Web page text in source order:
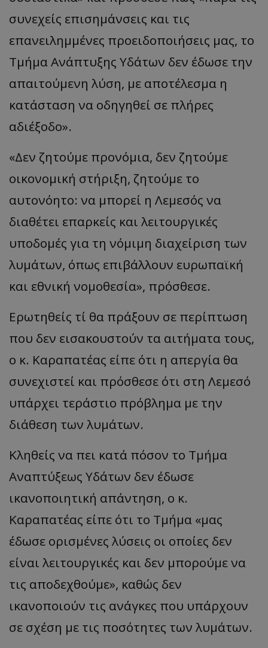
συνεχείς επισημάνσεις και τις
επανειλημμένες προειδοποιήσεις μας, το
Τμήμα Ανάπτυξης Υδάτων δεν έδωσε την
απαιτούμενη λύση, με αποτέλεσμα η
κατάσταση να οδηγηθεί σε πλήρες
αδιέξοδο».
«Δεν ζητούμε προνόμια, δεν ζητούμε
οικονομική στήριξη, ζητούμε το
αυτονόητο: να μπορεί η Λεμεσός να
διαθέτει επαρκείς και λειτουργικές
υποδομές για τη νόμιμη διαχείριση των
λυμάτων, όπως επιβάλλουν ευρωπαϊκή
και εθνική νομοθεσία», πρόσθεσε.
Ερωτηθείς τί θα πράξουν σε περίπτωση
που δεν εισακουστούν τα αιτήματα τους,
ο κ. Καραπατέας είπε ότι η απεργία θα
συνεχιστεί και πρόσθεσε ότι στη Λεμεσό
υπάρχει τεράστιο πρόβλημα με την
διάθεση των λυμάτων.
Κληθείς να πει κατά πόσον το Τμήμα
Αναπτύξεως Υδάτων δεν έδωσε
ικανοποιητική απάντηση, ο κ.
Καραπατέας είπε ότι το Τμήμα «μας
έδωσε ορισμένες λύσεις οι οποίες δεν
είναι λειτουργικές και δεν μπορούμε να
τις αποδεχθούμε», καθώς δεν
ικανοποιούν τις ανάγκες που υπάρχουν
σε σχέση με τις ποσότητες των λυμάτων.